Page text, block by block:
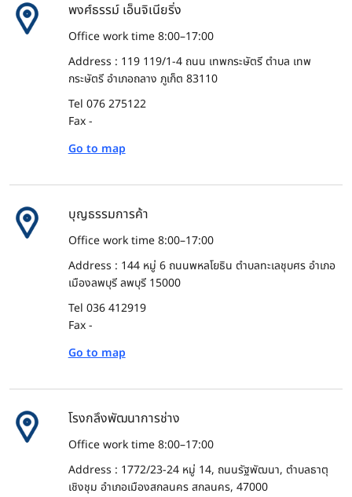
พงศ์ธรรม์ เอ็นจิเนียริ่ง
Office work time 8:00–17:00
Address : 119 119/1-4 ถนน เทพกระษัตรี ตำบล เทพ
กระษัตรี อำเภอถลาง ภูเก็ต 83110
Tel 076 275122
Fax -
Go to map
บุญธรรมการค้า
Office work time 8:00–17:00
Address : 144 หมู่ 6 ถนนพหลโยธิน ตำบลทะเลชุบศร อำเภอ
เมืองลพบุรี ลพบุรี 15000
Tel 036 412919
Fax -
Go to map
โรงกลึงพัฒนาการช่าง
Office work time 8:00–17:00
Address : 1772/23-24 หมู่ 14, ถนนรัฐพัฒนา, ตำบลธาตุ
เชิงชุม อำเภอเมืองสกลนคร สกลนคร, 47000